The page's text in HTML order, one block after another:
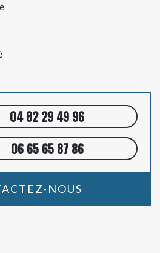
04 82 29 49 96
06 65 65 87 86
NOUS